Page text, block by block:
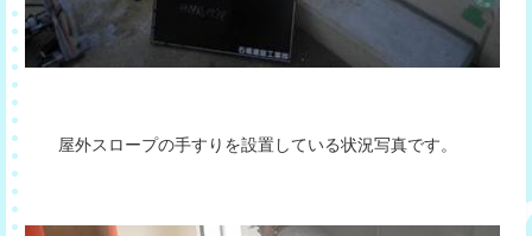
屋外スロープの手すりを設置している状況写真です。